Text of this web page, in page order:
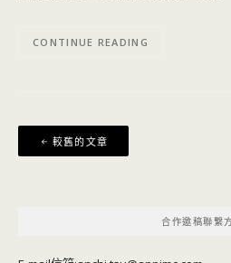
CONTINUE READING
文
章
較舊的文章
合作邀稿聯繫